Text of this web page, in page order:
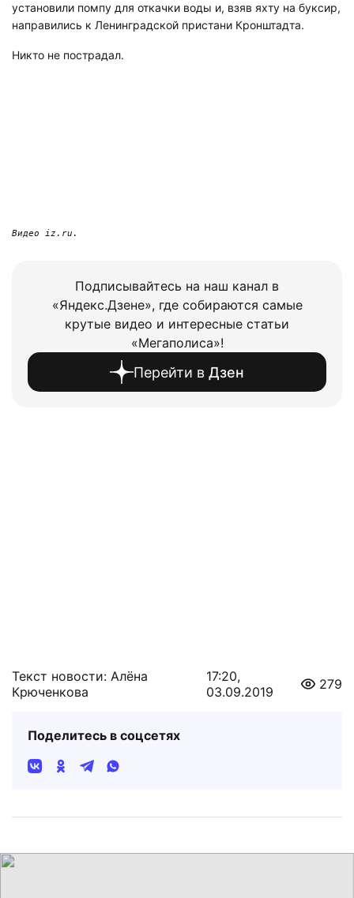
установили помпу для откачки воды и, взяв яхту на буксир,
направились к Ленинградской пристани Кронштадта.
Никто не пострадал.
Видео iz.ru.
Подписывайтесь на наш канал в
«Яндекс.Дзене», где собираются самые
крутые видео и интересные статьи
«Мегаполиса»!
Перейти в Дзен
Текст новости: Алёна
Крюченкова
17:20,
03.09.2019
279
Поделитесь в соцсетях